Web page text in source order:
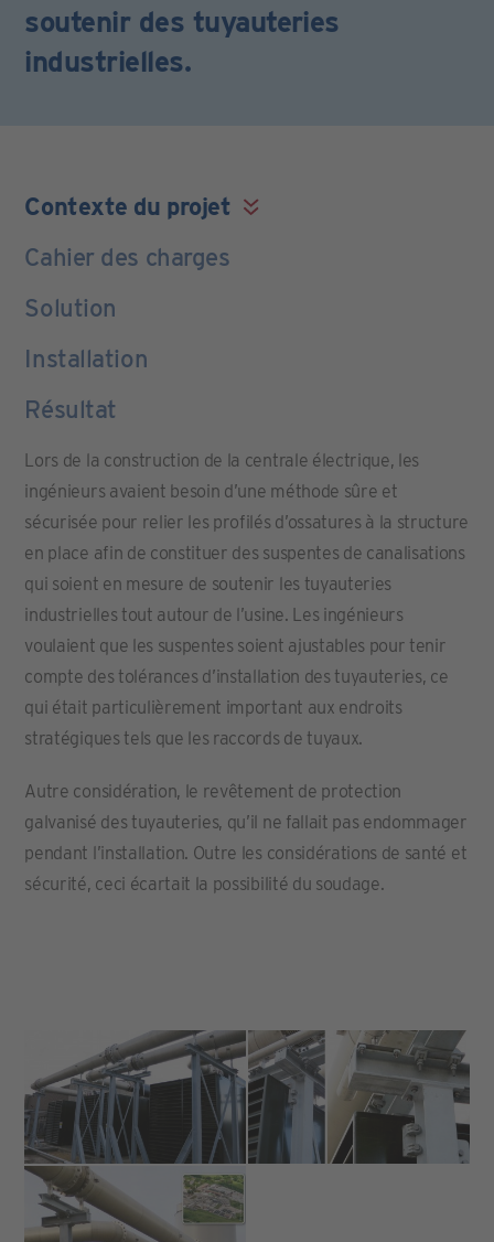
soutenir des tuyauteries
industrielles.
Contexte du projet
Cahier des charges
Solution
Installation
Résultat
Lors de la construction de la centrale électrique, les
ingénieurs avaient besoin d’une méthode sûre et
sécurisée pour relier les profilés d’ossatures à la structure
en place afin de constituer des suspentes de canalisations
qui soient en mesure de soutenir les tuyauteries
industrielles tout autour de l’usine. Les ingénieurs
voulaient que les suspentes soient ajustables pour tenir
compte des tolérances d’installation des tuyauteries, ce
qui était particulièrement important aux endroits
stratégiques tels que les raccords de tuyaux.
Autre considération, le revêtement de protection
galvanisé des tuyauteries, qu’il ne fallait pas endommager
pendant l’installation. Outre les considérations de santé et
sécurité, ceci écartait la possibilité du soudage.